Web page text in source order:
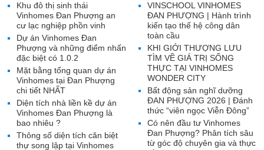
VINSCHOOL VINHOMES
ĐAN PHƯỢNG | Hành trình
kiến tạo thế hệ công dân
toàn cầu
KHI GIỚI THƯỢNG LƯU
TÌM VỀ GIÁ TRỊ SỐNG
THỰC TẠI VINHOMES
WONDER CITY
Bất động sản nghĩ dưỡng
ĐAN PHƯỢNG 2026 | Đánh
thức “viên ngọc Viễn Đông”
Có nên đầu tư Vinhomes
Đan Phượng? Phân tích sâu
từ góc độ chuyên gia và thực
Khu đô thị sinh thái
Vinhomes Đan Phượng an
cư lạc nghiệp phồn vinh
Dự án Vinhomes Đan
Phượng và những điểm nhấn
đặc biệt có 1.0.2
Mặt bằng tổng quan dự án
Vinhomes tại Đan Phượng
chi tiết NHẤT
Diện tích nhà liền kề dự án
Vinhomes Đan Phượng là
bao nhiêu ?
Thông số diện tích căn biệt
thự song lập tại Vinhomes